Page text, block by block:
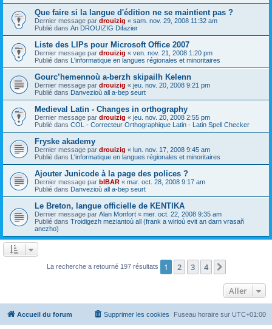
Que faire si la langue d'édition ne se maintient pas ?
Dernier message par drouizig « sam. nov. 29, 2008 11:32 am
Publié dans An DROUIZIG Difazier
Liste des LIPs pour Microsoft Office 2007
Dernier message par drouizig « ven. nov. 21, 2008 1:20 pm
Publié dans L'informatique en langues régionales et minoritaires
Gourc’hemennoù a-berzh skipailh Kelenn
Dernier message par drouizig « jeu. nov. 20, 2008 9:21 pm
Publié dans Danvezioù all a-bep seurt
Medieval Latin - Changes in orthography
Dernier message par drouizig « jeu. nov. 20, 2008 2:55 pm
Publié dans COL - Correcteur Orthographique Latin - Latin Spell Checker
Fryske akademy
Dernier message par drouizig « lun. nov. 17, 2008 9:45 am
Publié dans L'informatique en langues régionales et minoritaires
Ajouter Junicode à la page des polices ?
Dernier message par bIBAR « mar. oct. 28, 2008 9:17 am
Publié dans Danvezioù all a-bep seurt
Le Breton, langue officielle de KENTIKA
Dernier message par Alan Monfort « mer. oct. 22, 2008 9:35 am
Publié dans Troidigezh meziantoù all (frank a wirioù evit an darn vrasañ
anezho)
La recherche a retourné 197 résultats 1 2 3 4
Aller
Accueil du forum Fuseau horaire sur UTC+01:00
Supprimer les cookies